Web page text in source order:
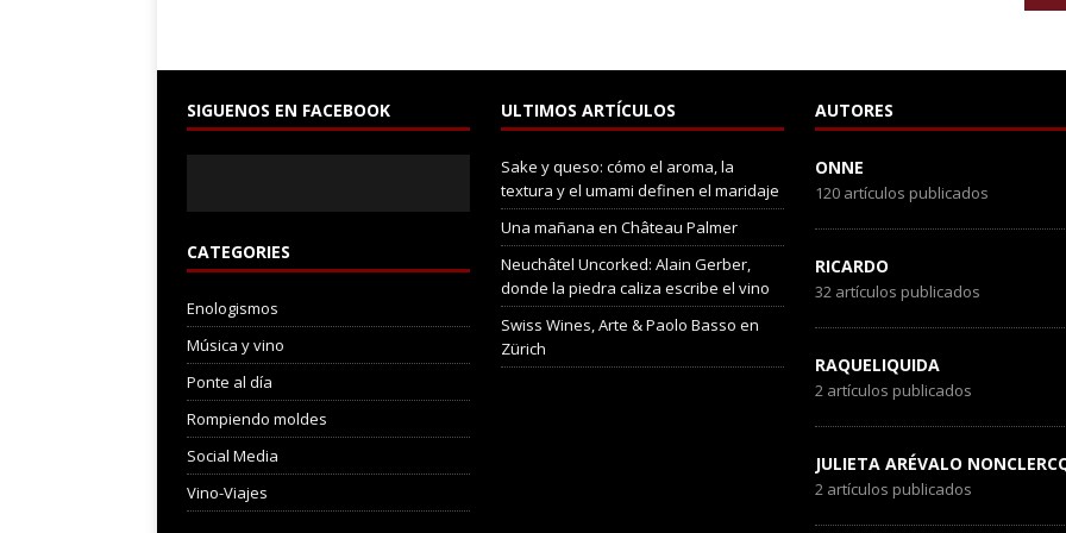
SIGUENOS EN FACEBOOK
CATEGORIES
Enologismos
Música y vino
Ponte al día
Rompiendo moldes
Social Media
Vino-Viajes
ULTIMOS ARTÍCULOS
Sake y queso: cómo el aroma, la
textura y el umami definen el maridaje
Una mañana en Château Palmer
Neuchâtel Uncorked: Alain Gerber,
donde la piedra caliza escribe el vino
Swiss Wines, Arte & Paolo Basso en
Zürich
AUTORES
ONNE
120 artículos publicados
RICARDO
32 artículos publicados
RAQUELIQUIDA
2 artículos publicados
JULIETA ARÉVALO
2 artículos publicados